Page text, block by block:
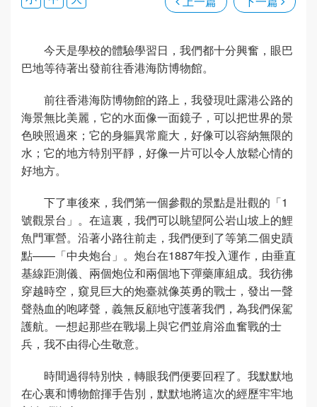
今天是學校的體驗學習日，我們都十分興奮，眼巴
巴地等待著出發前往香港海防博物館。
前往香港海防博物館的路上，我發現吐露港公路的
海景無比美麗，它的水面像一面鏡子，可以把世界的景
色映照過來；它的身軀異常龐大，好像可以容納無限的
水；它的地方特別平靜，好像一片可以令人放鬆心情的
好地方。
下了車後來，我們第一個參觀的景點是壯觀的「1
號觀景台」。在這裏，我們可以眺望阿公岩山坡上的鯉
魚門軍營。沿著小路往前走，我們便到了等第二個史蹟
點——「中央炮台」。炮台在1887年投入運作，由垂直
基線距測儀、兩個炮位和兩個地下彈藥庫組成。我彷彿
穿越時空，窺見巨大的炮臺就像英勇的戰士，發出一聲
聲熱血的咆哮聲，義無反顧地守護著我們，為我們保駕
護航。一想起那些在戰場上與它們並肩浴血奮戰的士
兵，我不由得心生敬意。
時間過得特別快，轉眼我們便要回程了。我默默地
在心裏和博物館揮手告別，默默地將這次的經歷牢牢地